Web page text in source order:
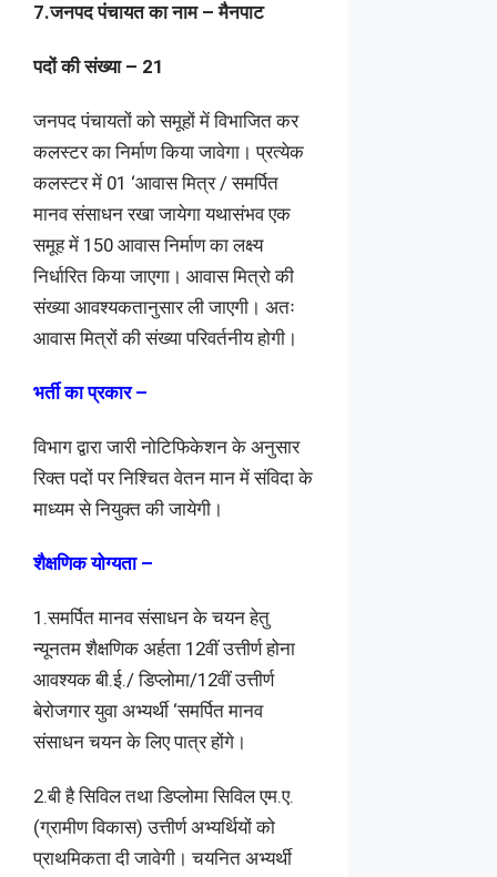
7.जनपद पंचायत का नाम – मैनपाट
पदों की संख्या – 21
जनपद पंचायतों को समूहों में विभाजित कर
कलस्टर का निर्माण किया जावेगा। प्रत्येक
कलस्टर में 01 ‘आवास मित्र / समर्पित
मानव संसाधन रखा जायेगा यथासंभव एक
समूह में 150 आवास निर्माण का लक्ष्य
निर्धारित किया जाएगा। आवास मित्रो की
संख्या आवश्यकतानुसार ली जाएगी। अतः
आवास मित्रों की संख्या परिवर्तनीय होगी।
भर्ती का प्रकार –
विभाग द्वारा जारी नोटिफिकेशन के अनुसार
रिक्त पदों पर निश्चित वेतन मान में संविदा के
माध्यम से नियुक्त की जायेगी।
शैक्षणिक योग्यता –
1.समर्पित मानव संसाधन के चयन हेतु
न्यूनतम शैक्षणिक अर्हता 12वीं उत्तीर्ण होना
आवश्यक बी.ई./ डिप्लोमा/12वीं उत्तीर्ण
बेरोजगार युवा अभ्यर्थी ‘समर्पित मानव
संसाधन चयन के लिए पात्र होंगे।
2.बी है सिविल तथा डिप्लोमा सिविल एम.ए.
(ग्रामीण विकास) उत्तीर्ण अभ्यर्थियों को
प्राथमिकता दी जावेगी। चयनित अभ्यर्थी